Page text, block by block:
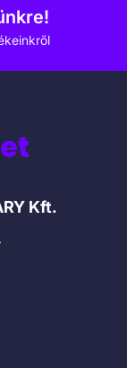
Kft.